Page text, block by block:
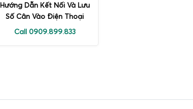
Hướng Dẫn Kết Nối Và Lưu
Số Cân Vào Điện Thoại
Call 0909.899.833